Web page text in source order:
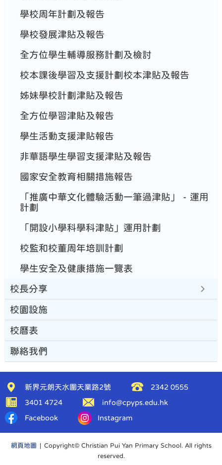
學校周年計劃及報告
學校發展津貼及報告
全方位學生輔導服務計劃及檢討
校本課後學習及支援計劃校本津貼及報告
姊妹學校計劃津貼及報告
全方位學習津貼及報告
學生活動支援津貼報告
非華語學生學習支援津貼及報告
國家安全教育相關措施報告
「推廣中華文化體驗活動一筆過津貼」 - 運用
計劃
「開設小學科學科津貼」運用計劃
校監和校董周年培訓計劃
學生安全及健康措施一覽表
校長分享
校園設施
校曆表
聯絡我們
新界元朗天水圍天業路2號 2342 0555
3401 4724 info@cpyps.edu.hk
Facebook Instagram
網頁地圖
| Copyright© Christian Pui Yan Primary School. All rights
reserved.